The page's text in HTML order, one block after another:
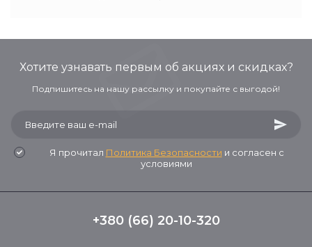
Хотите узнавать первым об акциях и скидках?
Подпишитесь на нашу рассылку и покупайте с выгодой!
Я прочитал Политика Безопасности и согласен с
условиями
+380 (66) 20-10-320